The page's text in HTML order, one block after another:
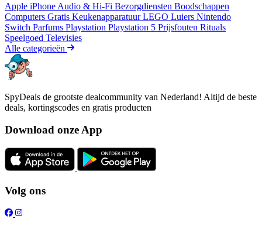
Apple iPhone Audio & Hi-Fi Bezorgdiensten Boodschappen
Computers Gratis KeukenapparatuurLEGO Luiers Nintendo
Switch Parfums Playstation Playstation 5 Prijsfouten Rituals
Speelgoed Televisies
Alle categorieën
SpyDeals de grootste dealcommunity van Nederland! Altijd de beste
deals, kortingscodes en gratis producten
Download onze App
Volg ons